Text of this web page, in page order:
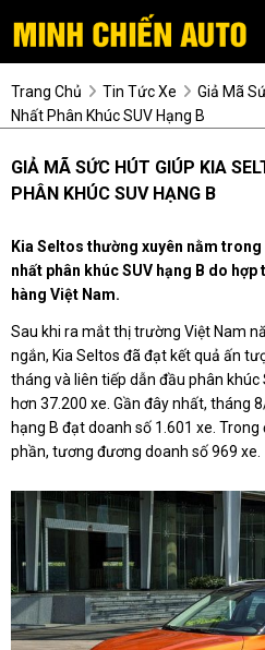
Trang Chủ Tin Tức Xe
Giả Mã
Nhất Phân Khúc SUV Hạng B
GIẢ MÃ SỨC HÚT GIÚP KIA
PHÂN KHÚC SUV HẠNG B
Kia Seltos thường xuyên nằm
nhất phân khúc SUV hạng B do
hàng Việt Nam.
Sau khi ra mắt thị trường Việt Nam
ngắn, Kia Seltos đã đạt kết quả ấn
tháng và liên tiếp dẫn đầu phân khúc
hơn 37.200 xe. Gần đây nhất, tháng
hạng B đạt doanh số 1.601 xe.
phần, tương đương doanh số 969 xe.